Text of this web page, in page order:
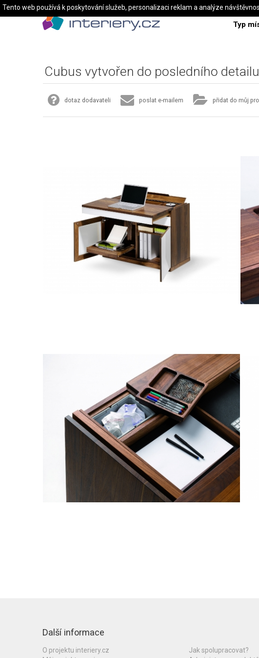
Typ
Cubus vytvořen do posledního
dotaz dodavateli poslat e-mailem přidat do můj
Další informace
O projektu interiery.cz
Jak spolupracovat?
Tento web používá k poskytování služeb, personalizaci reklam a analýze